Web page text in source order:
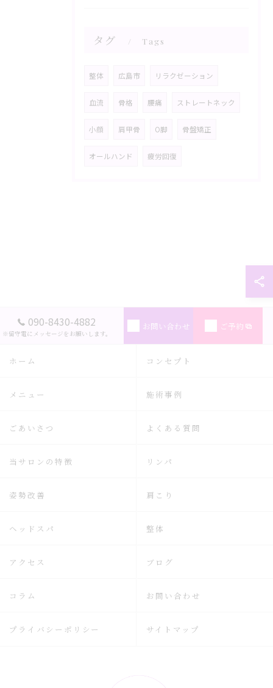
タグ Tags
整体 広島市 リラクゼーション
血流 骨格 腰痛 ストレートネック
小顔 肩甲骨 O脚 骨盤矯正
オールハンド 疲労回復
090-8430-4882
※留守電にメッセージをお願いします。
お問い合わせ ご予約
ホーム コンセプト
メニュー 施術事例
ごあいさつ よくある質問
当サロンの特徴 リンパ
姿勢改善 肩こり
ヘッドスパ 整体
アクセス ブログ
コラム お問い合わせ
プライバシーポリシー サイトマップ